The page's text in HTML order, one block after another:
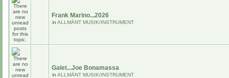
Frank Marino...2026
in ALLMÄNT MUSIK/INSTRUMENT
Galet...Joe Bonamassa
in ALLMÄNT MUSIK/INSTRUMENT